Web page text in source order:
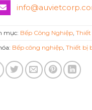
mục: Bếp Công Nghiệp ,Thiết
Bếp công nghiệp ,Thiết bị